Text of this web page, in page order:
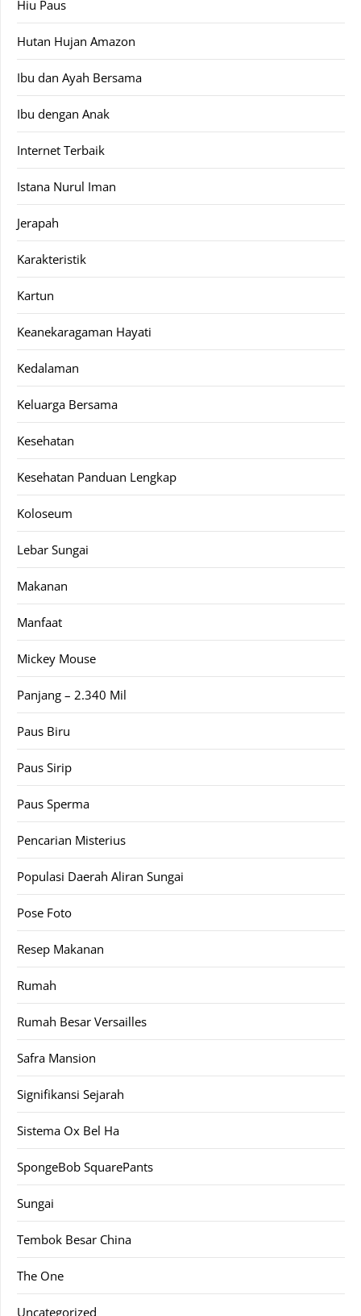
Hiu Paus
Hutan Hujan Amazon
Ibu dan Ayah Bersama
Ibu dengan Anak
Internet Terbaik
Istana Nurul Iman
Jerapah
Karakteristik
Kartun
Keanekaragaman Hayati
Kedalaman
Keluarga Bersama
Kesehatan
Kesehatan Panduan Lengkap
Koloseum
Lebar Sungai
Makanan
Manfaat
Mickey Mouse
Panjang – 2.340 Mil
Paus Biru
Paus Sirip
Paus Sperma
Pencarian Misterius
Populasi Daerah Aliran Sungai
Pose Foto
Resep Makanan
Rumah
Rumah Besar Versailles
Safra Mansion
Signifikansi Sejarah
Sistema Ox Bel Ha
SpongeBob SquarePants
Sungai
Tembok Besar China
The One
Uncategorized